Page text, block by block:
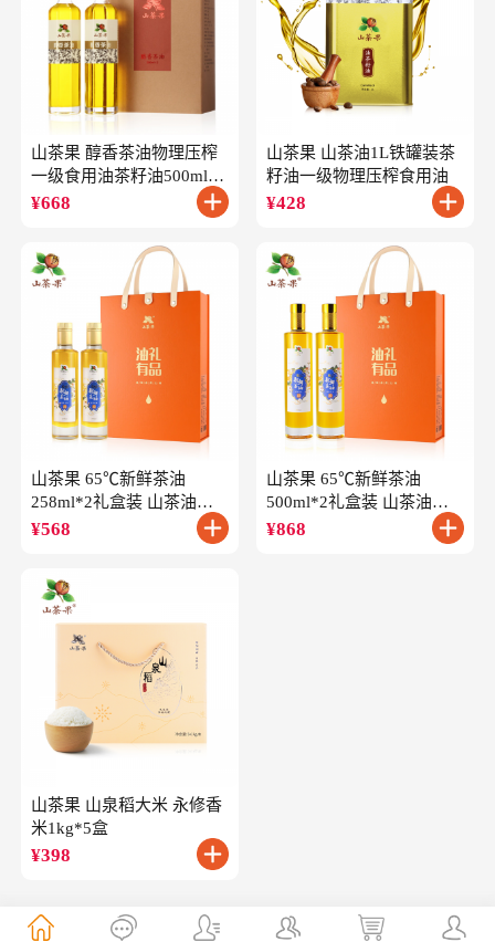
山茶果 醇香茶油物理压榨
一级食用油茶籽油500ml*2
礼盒
¥668
山茶果 山茶油1L铁罐装茶
籽油一级物理压榨食用油
¥428
山茶果 65℃新鲜茶油
258ml*2礼盒装 山茶油一
级冷榨油茶籽油
¥568
山茶果 65℃新鲜茶油
500ml*2礼盒装 山茶油一
级冷榨油茶籽油
¥868
山茶果 山泉稻大米 永修香
米1kg*5盒
¥398